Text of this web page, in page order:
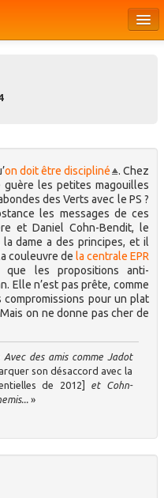
on doit être discipliné
. Chez
guère les petites magouilles
des Verts avec le PS ?
les messages de ces
et Daniel Cohn-Bendit, le
dame a des principes, et il
couleuvre de la centrale EPR
les propositions anti-
Elle n’est pas prête, comme
compromissions pour un plat
on ne donne pas cher de
Avec des amis comme Jadot
son désaccord avec la
de 2012] et Cohn-
»